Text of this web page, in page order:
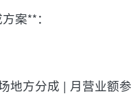
案**：
地方分成 | 月营业额